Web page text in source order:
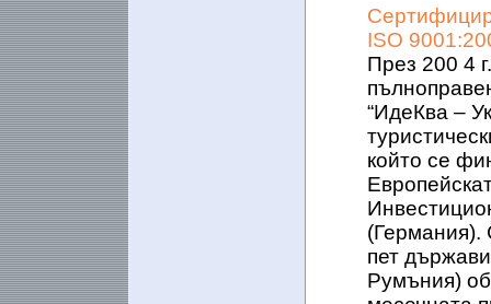
ISO
През 200 4
“ИдеКва –
който се
(Германия).
пет
Румъния)